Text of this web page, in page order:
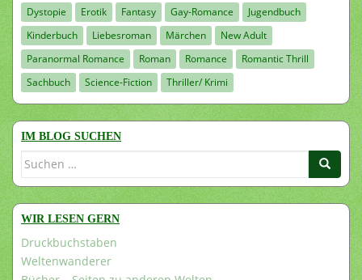
Dystopie Erotik Fantasy Gay-Romance
Jugendbuch
Kinderbuch
Liebesroman Märchen
New Adult
Paranormal Romance
Roman Romance
Romantic Thrill
Sachbuch
Science-Fiction Thriller/ Krimi
IM BLOG SUCHEN
Suchen
WIR LESEN GERN
Druckbuchstaben
Weltenwanderer